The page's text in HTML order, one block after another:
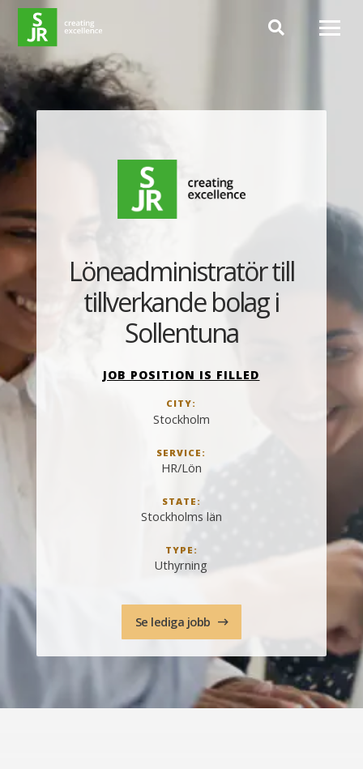
Hoppa till innehåll
JOB POSITION IS FILLED
CITY:
Stockholm
SERVICE:
HR/Lön
STATE:
Stockholms län
TYPE:
Uthyrning
Löneadministratör till
tillverkande bolag i
Sollentuna
Se lediga jobb